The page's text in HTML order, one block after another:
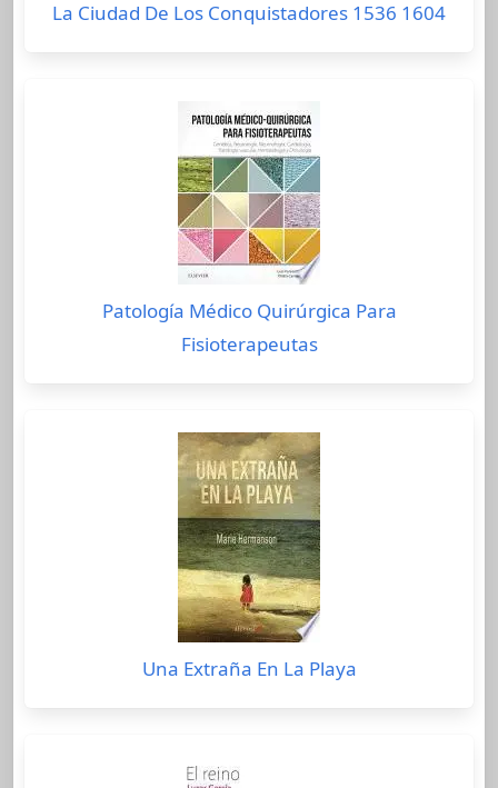
La Ciudad De Los Conquistadores 1536 1604
Patología Médico Quirúrgica Para
Fisioterapeutas
Una Extraña En La Playa